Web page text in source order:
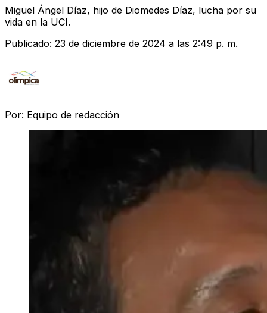
Miguel Ángel Díaz, hijo de Diomedes Díaz, lucha por su
vida en la UCI.
Publicado: 23 de diciembre de 2024 a las 2:49 p. m.
Por: Equipo de redacción